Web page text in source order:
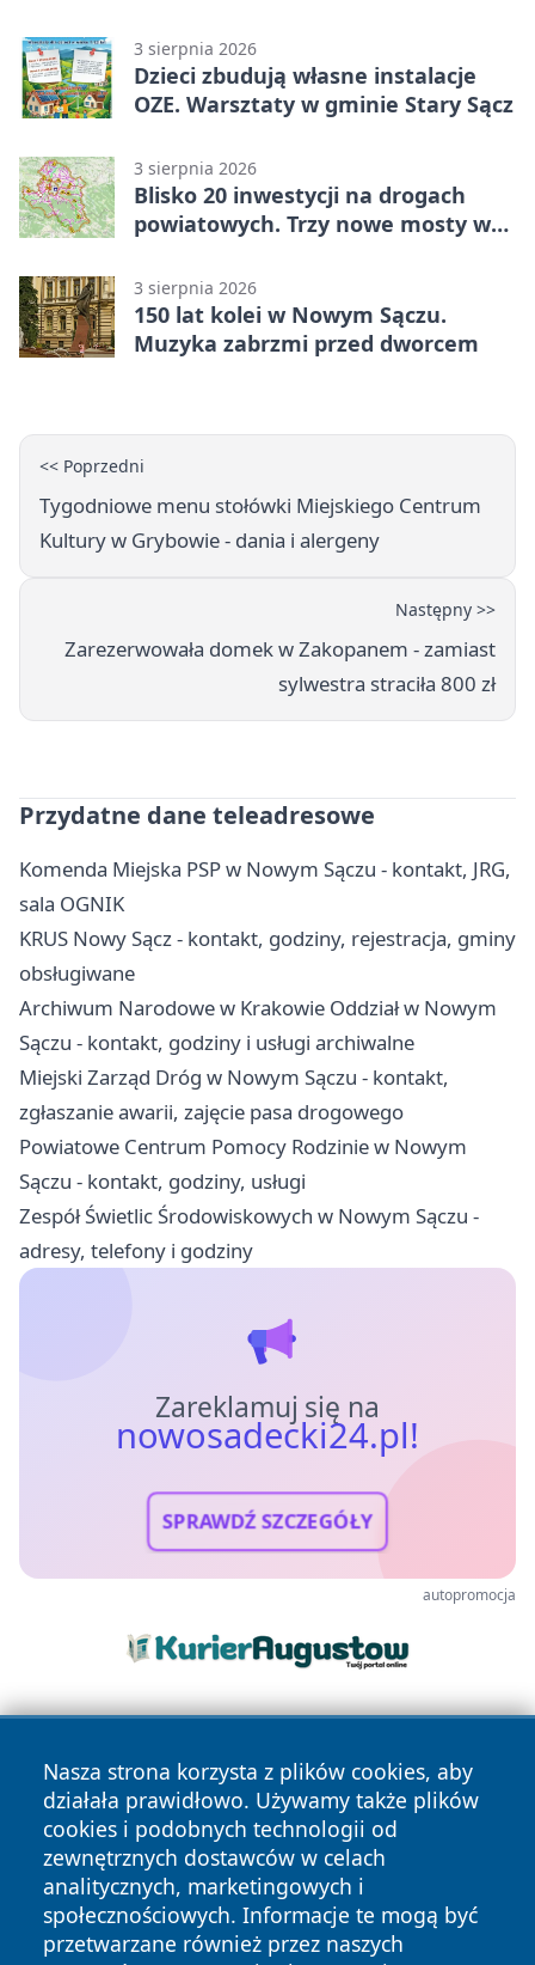
3 sierpnia 2026
Dzieci zbudują własne instalacje
OZE. Warsztaty w gminie Stary Sącz
3 sierpnia 2026
Blisko 20 inwestycji na drogach
powiatowych. Trzy nowe mosty w
3 sierpnia 2026
150 lat kolei w Nowym Sączu.
Muzyka zabrzmi przed dworcem
<< Poprzedni
Tygodniowe menu stołówki Miejskiego Centrum
Kultury w Grybowie - dania i alergeny
Następny >>
Zarezerwowała domek w Zakopanem - zamiast
sylwestra straciła 800 zł
Przydatne dane teleadresowe
Komenda Miejska PSP w Nowym Sączu - kontakt, JRG,
sala OGNIK
KRUS Nowy Sącz - kontakt, godziny, rejestracja, gminy
obsługiwane
Archiwum Narodowe w Krakowie Oddział w Nowym
Sączu - kontakt, godziny i usługi archiwalne
Miejski Zarząd Dróg w Nowym Sączu - kontakt,
zgłaszanie awarii, zajęcie pasa drogowego
Powiatowe Centrum Pomocy Rodzinie w Nowym
Sączu - kontakt, godziny, usługi
Zespół Świetlic Środowiskowych w Nowym Sączu -
adresy, telefony i godziny
Zareklamuj się na
nowosadecki24.pl!
SPRAWDŹ SZCZEGÓŁY
autopromocja
Nasza strona korzysta z plików cookies, aby
działała prawidłowo. Używamy także plików
cookies i podobnych technologii od
zewnętrznych dostawców w celach
analitycznych, marketingowych i
społecznościowych. Informacje te mogą być
przetwarzane również przez naszych
Copyright © 2026 nowosadecki24.pl Wszystkie prawa
zastrzeżone.